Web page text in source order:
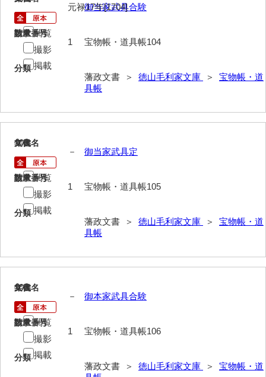
山下札大縛
山畝反運上究帳
山方万書取
御猟御行歩御供触記
当職方日記
政府日記
御判司方大日記
代官所日記
御当家武具合験
請求番号
宝物帳・道具帳104
分類
藩政文書 ＞ 徳山毛利家文庫 ＞ 宝物帳・道
具帳
元禄17年[1704]
数量
1
閲覧
撮影
掲載
105
文書名
御当家武具定
請求番号
宝物帳・道具帳105
分類
藩政文書 ＞ 徳山毛利家文庫 ＞ 宝物帳・道
具帳
年代
－
数量
1
閲覧
撮影
掲載
106
文書名
御本家武具合験
請求番号
宝物帳・道具帳106
分類
藩政文書 ＞ 徳山毛利家文庫 ＞ 宝物帳・道
年代
－
数量
1
閲覧
撮影
掲載